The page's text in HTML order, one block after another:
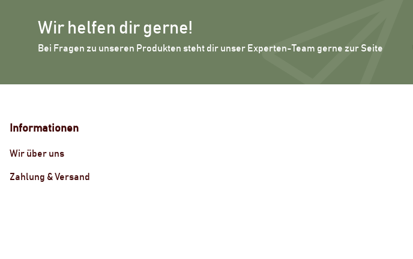
Wir helfen dir gerne!
Bei Fragen zu unseren Produkten steht dir unser Experten-Team gerne zur Seite
Informationen
Wir über uns
Zahlung & Versand